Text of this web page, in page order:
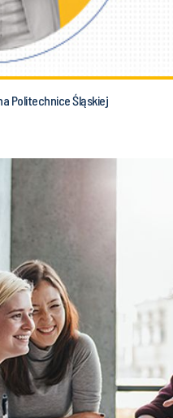
Politechnice Śląskiej